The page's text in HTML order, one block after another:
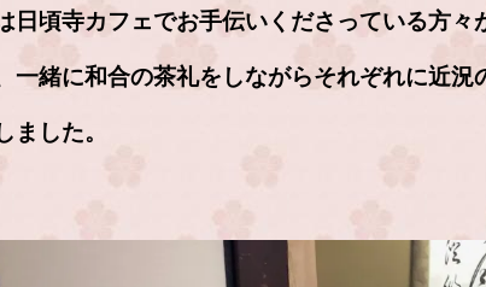
日頃寺カフェでお手伝いくださっている方々
一緒に和合の茶礼をしながらそれぞれに近況
ました。